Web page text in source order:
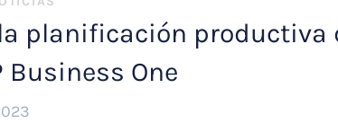
planificación productiva
Business One